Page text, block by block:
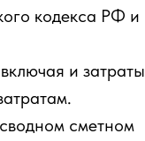
кодекса РФ и
и затраты
сметном